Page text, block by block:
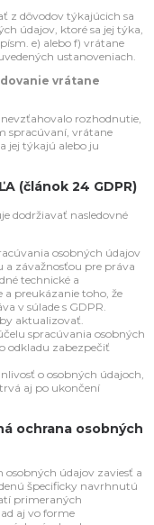
z dôvodov týkajúcich sa
údajov, ktoré sa jej týka,
e) alebo f) vrátane
ustanoveniach.
vrátane
rozhodnutie,
spracúvaní, vrátane
jej týkajú alebo ju
(článok 24 GDPR)
dodržiavať nasledovné
osobných údajov
a závažnosťou pre práva
technické a
preukázanie toho, že
v súlade s GDPR.
aktualizovať.
spracúvania osobných
odkladu zabezpečiť
o osobných údajoch,
aj po ukončení
ochrana osobných
osobných údajov zaviesť a
špecificky navrhnutú
primeraných
aj vo forme